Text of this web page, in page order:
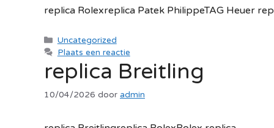
replica Rolexreplica Patek PhilippeTAG Heuer
Categorieën
Uncategorized
Plaats een reactie
replica Breitling
10/04/2026 door admin